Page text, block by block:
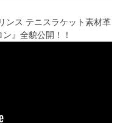
ンス テニスラケット素材革
』全貌公開！！